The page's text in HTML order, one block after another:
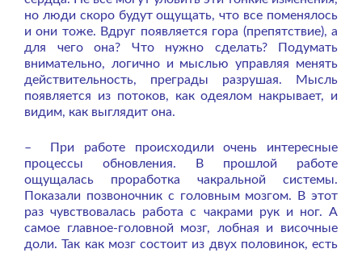
но люди скоро будут ощущать, что все поменялось
и они тоже. Вдруг появляется гора (препятствие), а
для чего она? Что нужно сделать? Подумать
внимательно, логично и мыслью управляя менять
действительность, преграды разрушая. Мысль
появляется из потоков, как одеялом накрывает, и
видим, как выглядит она.
– При работе происходили очень интересные
процессы обновления. В прошлой работе
ощущалась проработка чакральной системы.
Показали позвоночник с головным мозгом. В этот
раз чувствовалась работа с чакрами рук и ног. А
самое главное-головной мозг, лобная и височные
доли. Так как мозг состоит из двух половинок, есть